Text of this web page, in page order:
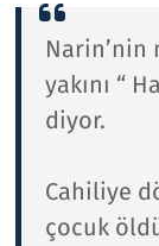
Narin’nin
yakını “
diyor.
Cahiliye
çocuk